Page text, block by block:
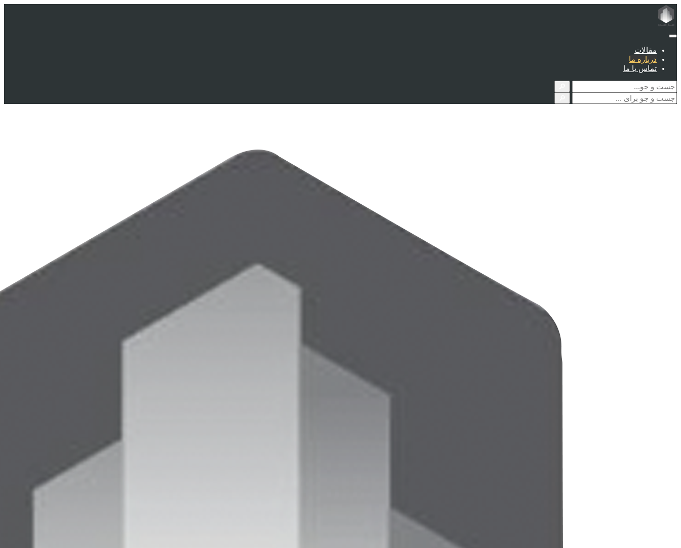
مقالات
درباره ما
تماس با ما